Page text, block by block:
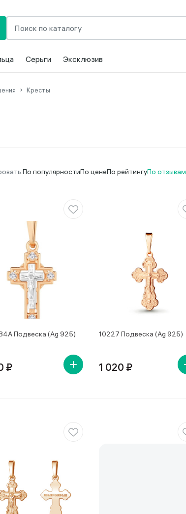
Серьги Эксклюзив
Кресты
По популярностиПо ценеПо рейтингуПо отзывам
Подвеска (Ag 925)
₽
10227 Подвеска (Ag 925)
1 020 ₽